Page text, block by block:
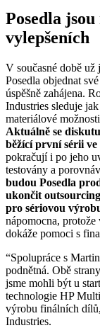
Posedla
vylepšeních
V současné době
Posedla objednat
úspěšně zahájena.
Industries sleduje
materiálové
Aktuálně se
běžící první sérii
pokračují i po jeho
testovány a
budou Posedla
ukončit
pro sériovou
nápomocna,
dokáže pomoci s
“Spolupráce s
podnětná. Obě
jsme mohli být u
technologie HP
výrobu finálních
Industries.